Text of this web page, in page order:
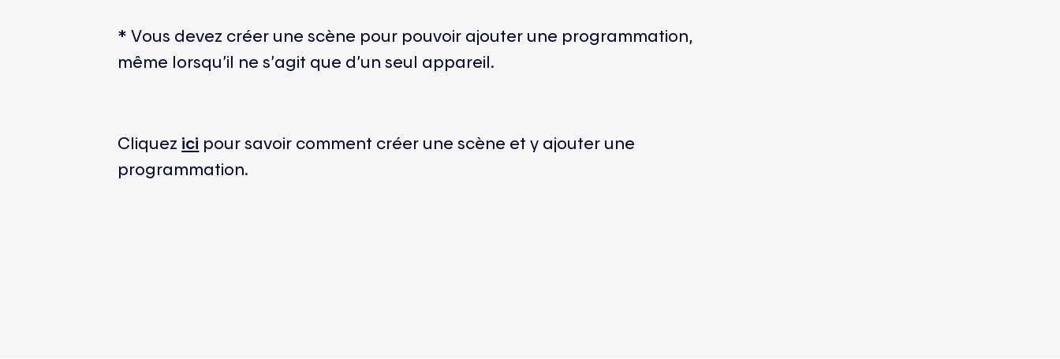
* Vous devez créer une scène pour pouvoir ajouter une programmation,
même lorsqu’il ne s’agit que d’un seul appareil.
Cliquez ici pour savoir comment créer une scène et y ajouter une
programmation.